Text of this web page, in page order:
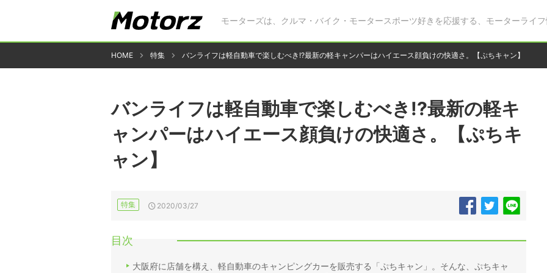
モーターズは、クルマ・バイク・モータースポーツ好きを応援する、モーターライフ
HOME 特集 バンライフは軽自動車で楽しむべき!?最新の軽キャンパーはハイエース顔負けの快適さ。【ぷちキャン】
バンライフは軽自動車で楽しむべき!?最新の軽キ
ャンパーはハイエース顔負けの快適さ。【ぷちキ
ャン】
特集 2020/03/27
目次
大阪府に店舗を構え、軽自動車のキャンピングカーを販売する「ぷちキャン」。そんな、ぷちキャ